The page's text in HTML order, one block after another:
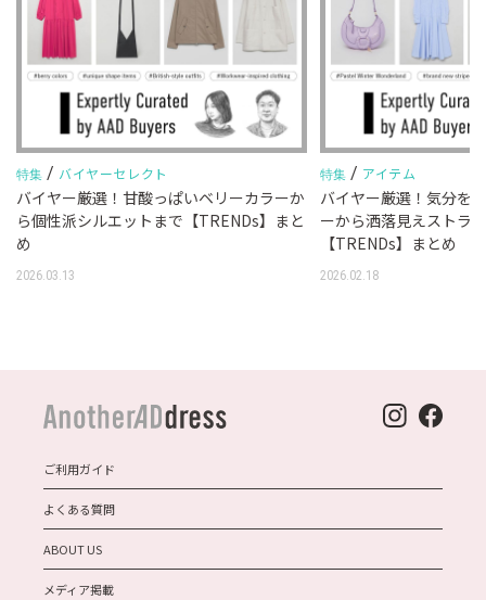
特集 / バイヤーセレクト
バイヤー厳選！甘酸っぱいベリーカラーか
ら個性派シルエットまで【TRENDs】まと
め
2026.03.13
特集 / アイテム
バイヤー厳選！気分を
ーから洒落見えストラ
【TRENDs】まとめ
2026.02.18
ご利用ガイド
よくある質問
ABOUT US
メディア掲載